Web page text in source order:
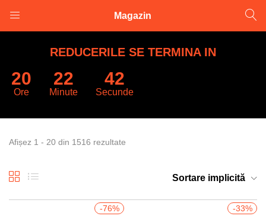
Magazin
Introduceti numele de utilizator și parola pentru a va autentifica.
Retine datele
Logare
REDUCERILE SE TERMINA IN
20
Ore
22
Minute
41
Secunde
Afișez 1 - 20 din 1516 rezultate
Sortare implicită
-76% -33%